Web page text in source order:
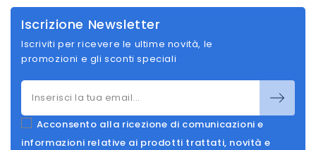
Iscrizione Newsletter
Iscriviti per ricevere le ultime novità, le
promozioni e gli sconti speciali
Acconsento alla ricezione di comunicazioni e
informazioni relative ai prodotti trattati, novità e